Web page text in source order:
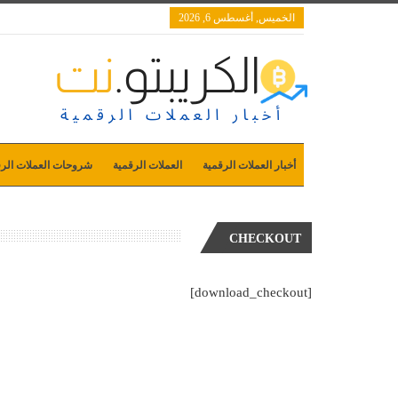
الخميس, أغسطس 6, 2026
أخبار العملات الرقمية العملات الرقمية شروحات العملات
CHECKOUT
[download_checkout]